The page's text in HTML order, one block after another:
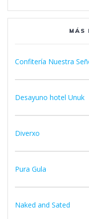
MÁS
Confitería Nuestra
Desayuno hotel Unuk
Diverxo
Pura Gula
Naked and Sated